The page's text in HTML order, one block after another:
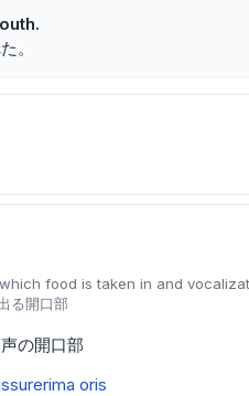
。
food is taken in and
る開口部
の開口部
rima oris